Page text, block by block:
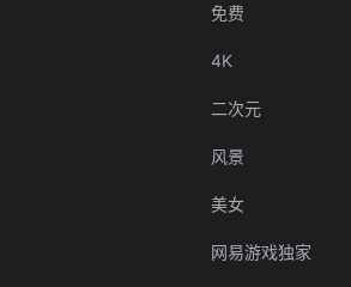
免费
4K
二次元
风景
美女
网易游戏独家